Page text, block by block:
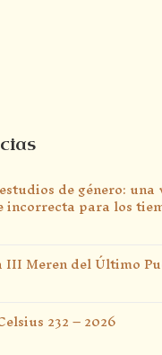
de género: una
para los
Meren del Último
232 – 2026